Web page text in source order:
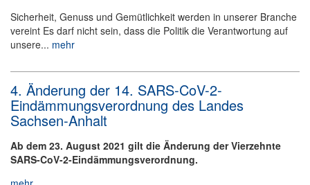
Sicherheit, Genuss und Gemütlichkeit werden in unserer Branche
vereint Es darf nicht sein, dass die Politik die Verantwortung auf
unsere... mehr
4. Änderung der 14. SARS-CoV-2-
Eindämmungsverordnung des Landes
Sachsen-Anhalt
Ab dem 23. August 2021 gilt die Änderung der Vierzehnte
SARS-CoV-2-Eindämmungsverordnung.